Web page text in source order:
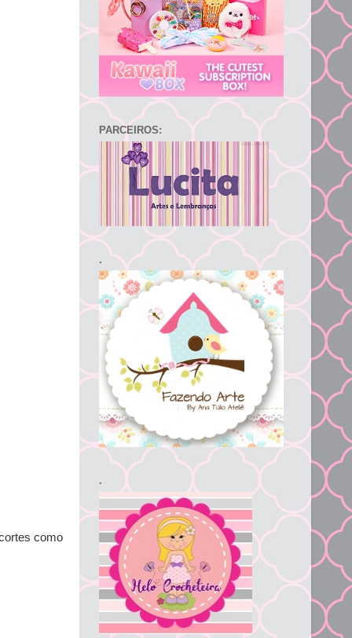
como
PARCEIROS:
.
.